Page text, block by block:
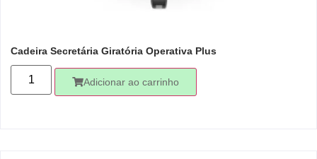
Cadeira Secretária Giratória Operativa Plus
Adicionar ao carrinho